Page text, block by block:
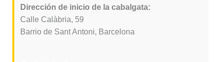
Dirección de inicio de la cabalgata:
Calle Calàbria, 59
Barrio de Sant Antoni, Barcelona